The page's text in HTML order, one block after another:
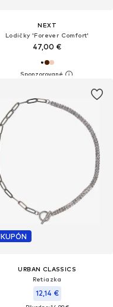
NEXT
Lodičky 'Forever Comfort'
47,00 €
KUPÓN
URBAN CLASSICS
Retiazka
12,14 €